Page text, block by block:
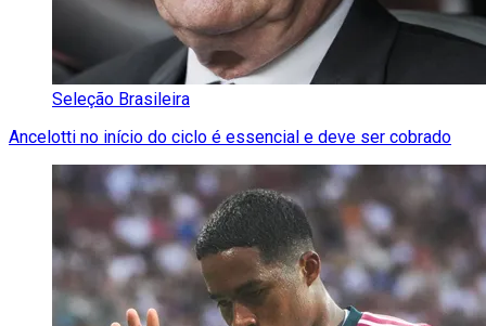
Seleção Brasileira
Ancelotti no início do ciclo é essencial e deve ser cobrado